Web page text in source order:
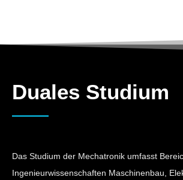
Duales Studium
Das Studium der Mechatronik umfasst
Ingenieurwissenschaften Maschinenbau,